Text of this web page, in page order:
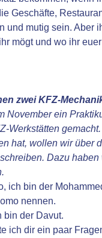
Geschäfte,
und mutig sein. Aber
mögt und wo ihr
zwei KFZ-
November ein
Werkstätten
hat, wollen wir über
Dazu haben
ich bin der
nennen.
bin der Davut.
ich dir ein paar